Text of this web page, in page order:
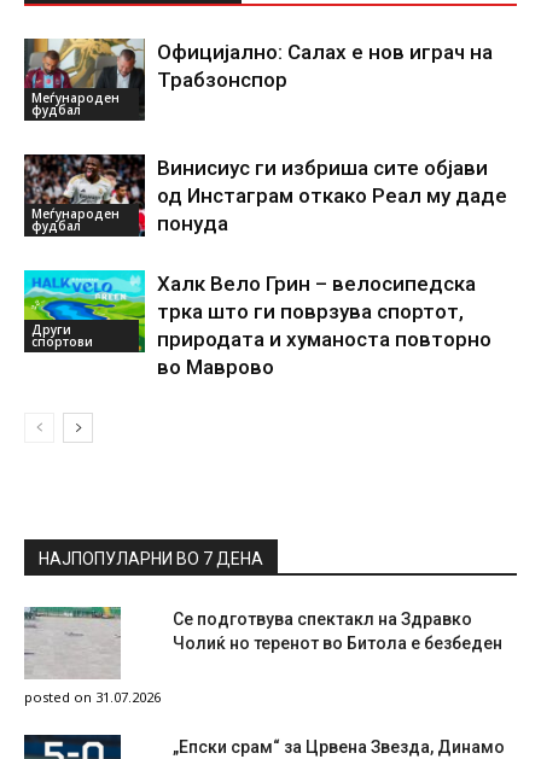
Меѓународен
фудбал
Официјално: Салах е нов играч на
Трабзонспор
Меѓународен
фудбал
Винисиус ги избриша сите објави
од Инстаграм откако Реал му даде
понуда
Други
спортови
Халк Вело Грин – велосипедска
трка што ги поврзува спортот,
природата и хуманоста повторно
во Маврово
НАЈПОПУЛАРНИ ВО 7 ДЕНА
Се подготвува спектакл на Здравко
Чолиќ но теренот во Битола е безбеден
posted on 31.07.2026
„Епски срам“ за Црвена Звезда, Динамо